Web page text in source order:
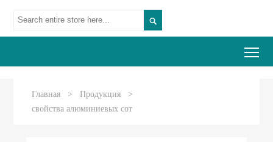

Главная > Продукция
>
свойства алюминиевых сот